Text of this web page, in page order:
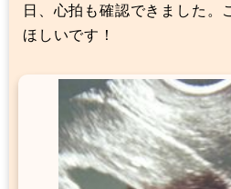
日、心拍も確認できました。
ほしいです！